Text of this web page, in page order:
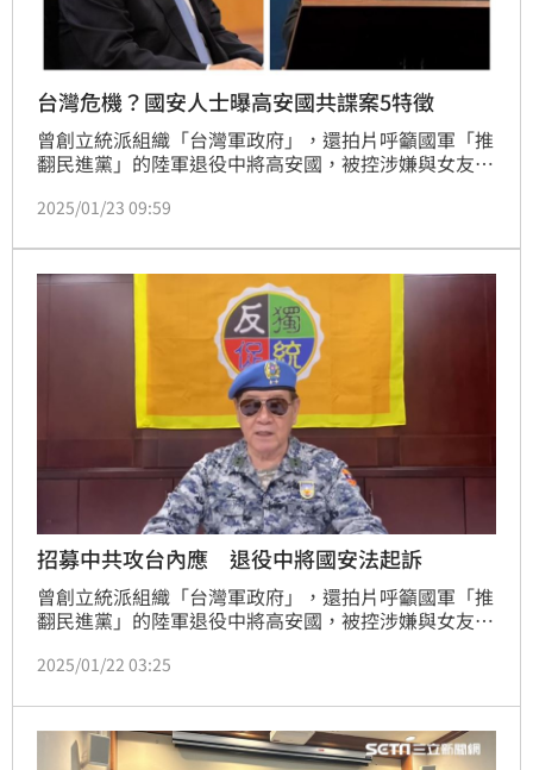
台灣危機？國安人士曝高安國共諜案5特徵
曾創立統派組織「台灣軍政府」，還拍片呼籲國軍「推
翻民進黨」的陸軍退役中將高安國，被控涉嫌與女友為
發展組織，作為中共攻台內應遭查辦。全案台灣高等檢
在內一共6人。對此，國安人士表示，台灣的各種國防
投資跟安全投入因為在野黨的全面杯葛，讓這些威脅的
衝擊有更深化的問題，該人士也提到，國力卻因此受到
嚴重的弱化，「已
2025/01/23 09:59
招募中共攻台內應 退役中將國安法起訴
曾創立統派組織「台灣軍政府」，還拍片呼籲國軍「推
翻民進黨」的陸軍退役中將高安國，被控涉嫌與女友為
發展組織，作為中共攻台內應、遭檢調搜索傳喚聲請羈
全法發展組織等罪起訴高安國在內一共6人。
2025/01/22 03:25